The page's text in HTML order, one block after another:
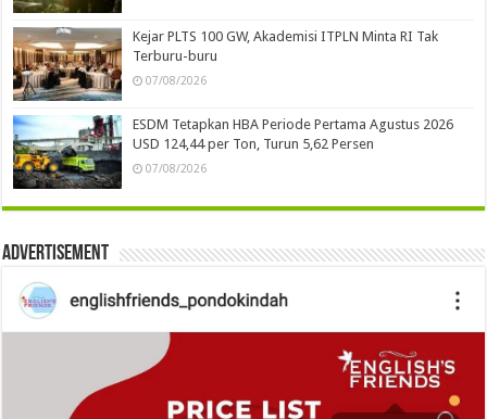
Kejar PLTS 100 GW, Akademisi ITPLN Minta RI Tak
Terburu-buru
07/08/2026
ESDM Tetapkan HBA Periode Pertama Agustus 2026
USD 124,44 per Ton, Turun 5,62 Persen
07/08/2026
Advertisement